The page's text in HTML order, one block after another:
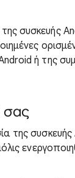
συσκευής
ή της
σας
της